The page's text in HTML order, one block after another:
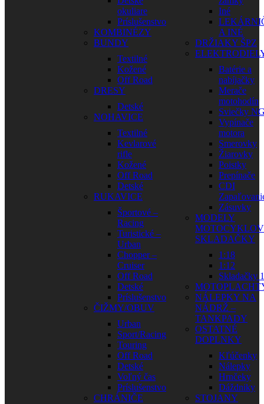
okuliare
Príslušenstvo
KOMBINÉZY
BUNDY
Textilné
Kožené
Off Road
DRESY
Detské
NOHAVICE
Textilné
Kevlarové
rifle
Kožené
Off Road
Detské
RUKAVICE
Športové –
Racing
Turistické –
Urban
Chopper –
Cruiser
Off Road
Detské
Príslušenstvo
ČIŽMY/OBUV
Urban
Sport/Racing
Touring
Off Road
Detské
Voľný čas
Príslušenstvo
CHRÁNIČE
Iné
A INÉ
DRŽIAKY ŠPZ
Batérie a
nabíjačky
Merače
motohodín
Sviečky
Vypínače
motora
Smerovky
Žiarovky
Poistky
Prepínače
CDI
Zásuvky
MODELY
SKLADAČKY
1:18
1:12
Skladačky
NÁLEPKY NA
NÁDRŽ –
TANKPADY
OSTATNÉ
DOPLNKY
Kľúčenky
Nálepky
Hrnčeky
Dáždniky
STOJANY